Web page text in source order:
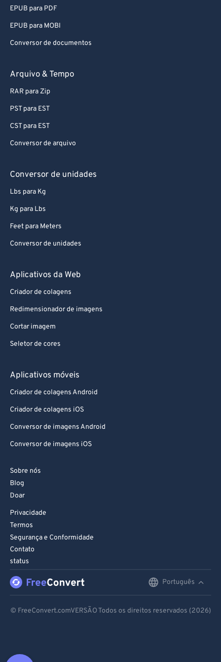
EPUB para PDF
EPUB para MOBI
Conversor de documentos
Arquivo & Tempo
RAR para Zip
PST para EST
CST para EST
Conversor de arquivo
Conversor de unidades
Lbs para Kg
Kg para Lbs
Feet para Meters
Conversor de unidades
Aplicativos da Web
Criador de colagens
Redimensionador de imagens
Cortar imagem
Seletor de cores
Aplicativos móveis
Criador de colagens Android
Criador de colagens iOS
Conversor de imagens Android
Conversor de imagens iOS
Sobre nós
Blog
Doar
Privacidade
Termos
Segurança e Conformidade
Contato
status
Português
© FreeConvert.comVERSÃO Todos os direitos reservados (2026)